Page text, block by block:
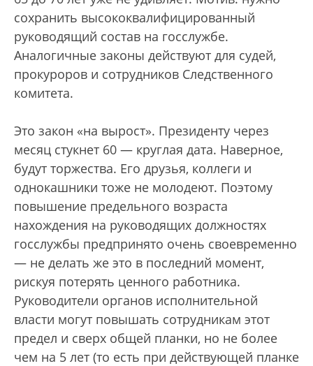
сохранить высококвалифицированный
руководящий состав на госслужбе.
Аналогичные законы действуют для судей,
прокуроров и сотрудников Следственного
комитета.
Это закон «на вырост». Президенту через
месяц стукнет 60 — круглая дата. Наверное,
будут торжества. Его друзья, коллеги и
однокашники тоже не молодеют. Поэтому
повышение предельного возраста
нахождения на руководящих должностях
госслужбы предпринято очень своевременно
— не делать же это в последний момент,
рискуя потерять ценного работника.
Руководители органов исполнительной
власти могут повышать сотрудникам этот
предел и сверх общей планки, но не более
чем на 5 лет (то есть при действующей планке